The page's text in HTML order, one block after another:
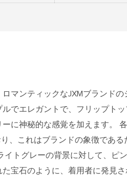
マンティックなJXMブランドの
でエレガントで、フリップト
に神秘的な感覚を加えます。
り、これはブランドの象徴であ
イトグレーの背景に対して、ピ
宝石のように、着用者に発見